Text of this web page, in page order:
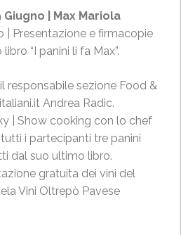
| Max Mariola
| Presentazione e firmacopie
“I panini li fa Max”.
responsabile sezione Food &
Andrea Radic.
| Show cooking con lo chef
i partecipanti tre panini
dal suo ultimo libro.
gratuita dei vini del
Vini Oltrepò Pavese